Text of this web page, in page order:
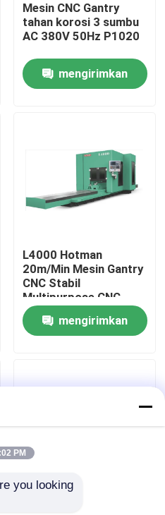
Mesin CNC Gantry
tahan korosi 3 sumbu
AC 380V 50Hz P1020
mengirimkan
L4000 Hotman
20m/Min Mesin Gantry
CNC Stabil
Multipurpose CNC
Linear Grinder
mengirimkan
PM
you looking